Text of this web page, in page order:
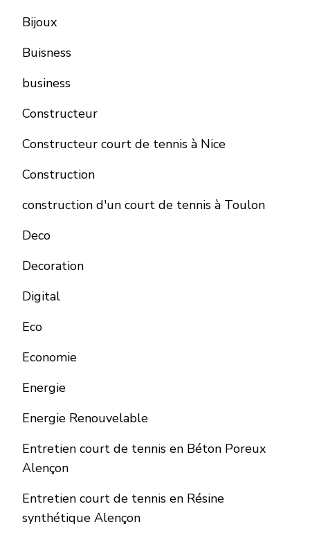
Bijoux
Buisness
business
Constructeur
Constructeur court de tennis à Nice
Construction
construction d'un court de tennis à Toulon
Deco
Decoration
Digital
Eco
Economie
Energie
Energie Renouvelable
Entretien court de tennis en Béton Poreux
Alençon
Entretien court de tennis en Résine
synthétique Alençon